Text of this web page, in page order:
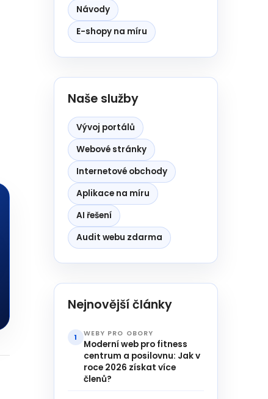
Návody
E-shopy na míru
Naše služby
Vývoj portálů
Webové stránky
Internetové obchody
Aplikace na míru
AI řešení
Audit webu zdarma
Nejnovější články
1 WEBY PRO OBORY
Moderní web pro fitness
centrum a posilovnu: Jak v
roce 2026 získat více
členů?